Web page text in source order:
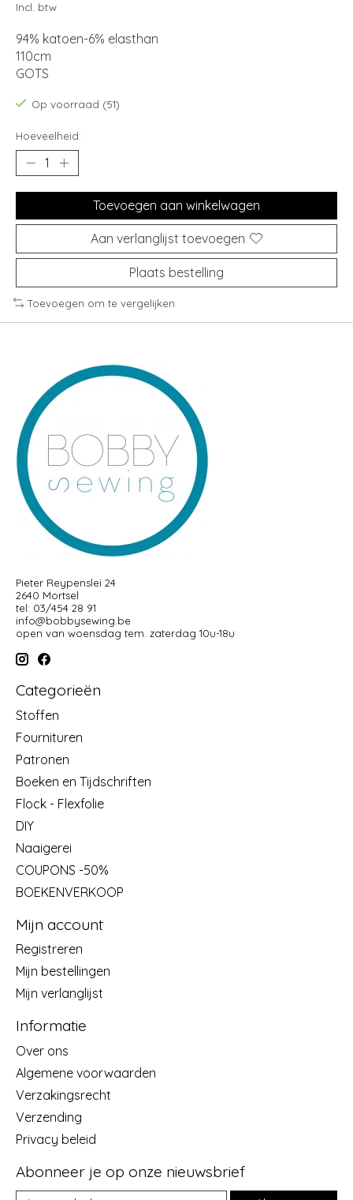
Incl. btw
94% katoen-6% elasthan
110cm
GOTS
Op voorraad (51)
Hoeveelheid:
Toevoegen aan winkelwagen
Aan verlanglijst toevoegen
Plaats bestelling
Toevoegen om te vergelijken
Pieter Reypenslei 24
2640 Mortsel
tel: 03/454 28 91
info@bobbysewing.be
open van woensdag tem. zaterdag 10u-18u
Categorieën
Stoffen
Fournituren
Patronen
Boeken en Tijdschriften
Flock - Flexfolie
DIY
Naaigerei
COUPONS -50%
BOEKENVERKOOP
Mijn account
Registreren
Mijn bestellingen
Mijn verlanglijst
Informatie
Over ons
Algemene voorwaarden
Verzakingsrecht
Verzending
Privacy beleid
Abonneer je op onze nieuwsbrief